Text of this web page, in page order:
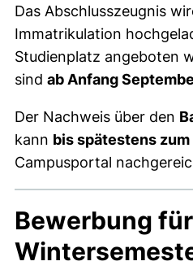
Das Abschlusszeugnis
Immatrikulation
Studienplatz angeboten
sind ab Anfang
Der Nachweis über den
kann bis spätestens
Campusportal
Bewerbung